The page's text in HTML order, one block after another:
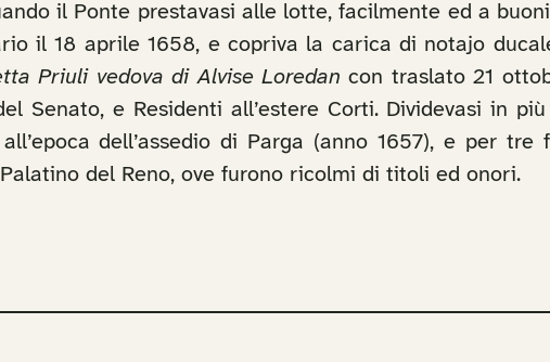
il Ponte prestavasi alle lotte, facilmente ed a
il 18 aprile 1658, e copriva la carica di notajo
Priuli vedova di Alvise Loredan con traslato 21
Senato, e Residenti all’estere Corti. Dividevasi in
dell’assedio di Parga (anno 1657), e per
del Reno, ove furono ricolmi di titoli ed onori.